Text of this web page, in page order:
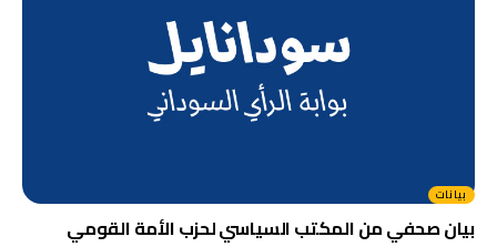
بيانات
بيان صحفي من المكتب السياسي لحزب الأمة القومي